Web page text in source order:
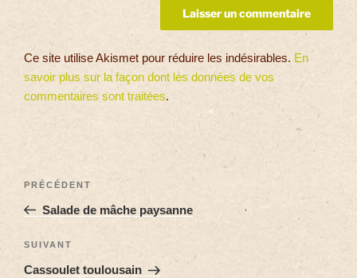
Ce site utilise Akismet pour réduire les indésirables. En
savoir plus sur la façon dont les données de vos
commentaires sont traitées.
PRÉCÉDENT
Salade de mâche paysanne
SUIVANT
Cassoulet toulousain